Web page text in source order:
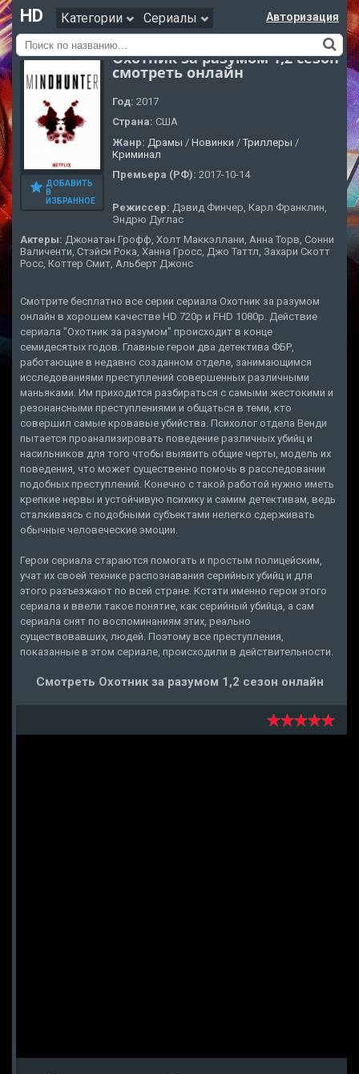
HD Категории Сериалы Авторизация
ДОБАВИТЬ
В
ИЗБРАННОЕ
Охотник за разумом 1,2 сезон
смотреть онлайн
Год: 2017
Страна: США
Жанр: Драмы / Новинки / Триллеры /
Криминал
Премьера (РФ): 2017-10-14
Режиссер: Дэвид Финчер, Карл Франклин,
Эндрю Дуглас
Актеры: Джонатан Грофф, Холт Маккэллани, Анна Торв, Сонни
Валиченти, Стэйси Рока, Ханна Гросс, Джо Таттл, Захари Скотт
Росс, Коттер Смит, Альберт Джонс
Смотрите бесплатно все серии сериала Охотник за разумом
онлайн в хорошем качестве HD 720p и FHD 1080p. Действие
сериала "Охотник за разумом" происходит в конце
семидесятых годов. Главные герои два детектива ФБР,
работающие в недавно созданном отделе, занимающимся
исследованиями преступлений совершенных различными
маньяками. Им приходится разбираться с самыми жестокими и
резонансными преступлениями и общаться в теми, кто
совершил самые кровавые убийства. Психолог отдела Венди
пытается проанализировать поведение различных убийц и
насильников для того чтобы выявить общие черты, модель их
поведения, что может существенно помочь в расследовании
подобных преступлений. Конечно с такой работой нужно иметь
крепкие нервы и устойчивую психику и самим детективам, ведь
сталкиваясь с подобными субъектами нелегко сдерживать
обычные человеческие эмоции.
Герои сериала стараются помогать и простым полицейским,
учат их своей технике распознавания серийных убийц и для
этого разъезжают по всей стране. Кстати именно герои этого
сериала и ввели такое понятие, как серийный убийца, а сам
сериала снят по воспоминаниям этих, реально
существовавших, людей. Поэтому все преступления,
показанные в этом сериале, происходили в действительности.
Смотреть Охотник за разумом 1,2 сезон онлайн